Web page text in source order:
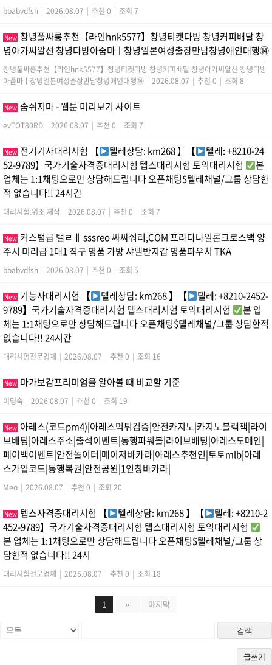
bbabvdfsh | 2026.08.07 | 추천 0 | 조회 7
New 창녕풀싸롱추천【라인hnk5577】창녕티켓다방 창녕커피배달 창
녕아가씨알선 창녕다방아줌마ㅣ창녕일본여성출장만남창녕애인대행⑭
창녕풀싸롱추천【라인hnk5577】창녕티켓다방 창녕커피배달 창녕아가씨알선 창녕다방
아줌마ㅣ창녕일본여성출장만남창녕애인대행⑭ | 2026.08.07 | 추천 0 | 조회 8
New 숨쉬지마 - 웹툰 미리보기 사이트
evTOT80RD | 2026.08.07 | 추천 0 | 조회 7
New 전기기사대리시험 【 텔레상담: km268 】【
텔레: +8210-24
52-9789】국가기술자격증대리시험 텝스대리시험 토익대리시험
본
업체는 1:1채팅으로만 상담해드립니다 오픈채팅$텔레채널/그룹 상담한
적 없습니다!! 24시간
대리시험.위조.제작 | 2026.08.07 | 추천 0 | 조회 7
New 커스텀급 탤ㄹㅔ sssreo 싸싸숴러,COM 프라다나일론크로스백 양
주시 미러급 1대1 직구 명품 가방 샤넬반지갑 명품파우치 TKA
bbabvdfsh | 2026.08.07 | 추천 0 | 조회 5
New 기능사대리시험 【 텔레상담: km268 】【
텔레: +8210-2452-
9789】국가기술자격증대리시험 텝스대리시험 토익대리시험
본 업
체는 1:1채팅으로만 상담해드립니다 오픈채팅$텔레채널/그룹 상담한적
없습니다!! 24시간
대리시험전문업체 | 2026.08.07 | 추천 0 | 조회 16
New 마가보감프리미엄을 알아볼 때 비교할 기준
이명숙 | 2026.08.07 | 추천 0 | 조회 19
New 아레스(코드pm4)|아레스먹튀검증|안전카지노|카지노블랙잭|라이
브베팅|아레스주소|출석이벤트|동행파워볼|라이브배팅|아레스도메인|
페이백이벤트|안전놀이터|메이저바카라|아레스추천인|토토mlb|아레
스가입코드|동행복권|안전공원|1인칭바카라|
Meo | 2026.08.07 | 추천 0 | 조회 20
New 텝스자격증대리시험 【 텔레상담: km268 】【
텔레: +8210-2
452-9789】국가기술자격증대리시험 텝스대리시험 토익대리시험
본 업체는 1:1채팅으로만 상담해드립니다 오픈채팅$텔레채널/그룹 상
담한적 없습니다!! 24시
대리시험전문업체 | 2026.08.07 | 추천 0 | 조회 18
1 » 마지막
검색
글쓰기